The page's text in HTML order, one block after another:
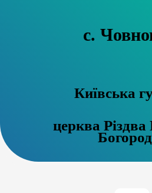
с.
Київська
церква Різдва